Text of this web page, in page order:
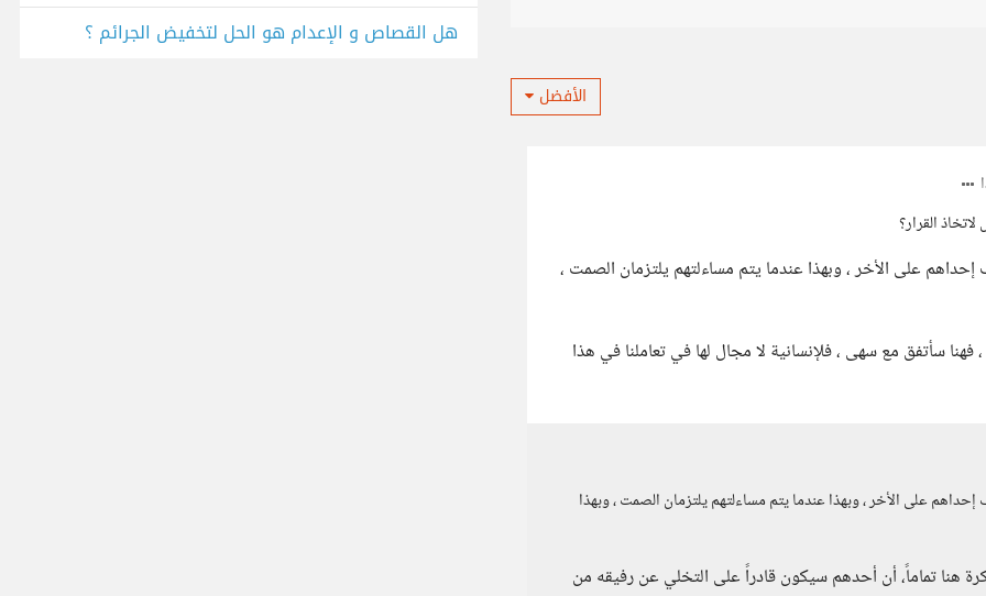
الأفضل
القرار؟
إحداهم على الأخر ، وبهذا عندما يتم مساءلتهم يلتزمان الصمت ،
سأتفق مع سهى ، فلإنسانية لا مجال لها في تعاملنا في هذا
إحداهم على الأخر ، وبهذا عندما يتم مساءلتهم يلتزمان الصمت ، وبهذا
هنا تماماً، أن أحدهم سيكون قادراً على التخلي عن رفيقه من
هل القصاص و الإعدام هو الحل لتخفيض الجرائم ؟